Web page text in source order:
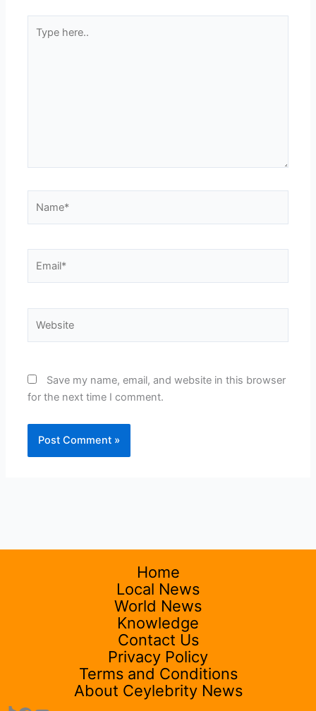
here..
Save my name, email, and website in this browser
for the next time I comment.
Home
Local News
World News
Knowledge
Contact Us
Privacy Policy
Terms and Conditions
About Ceylebrity News